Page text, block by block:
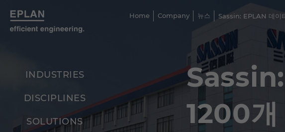
Home Company 뉴스 Sassin: EPLAN 데이
INDUSTRIES
DISCIPLINES
SOLUTIONS
1200개